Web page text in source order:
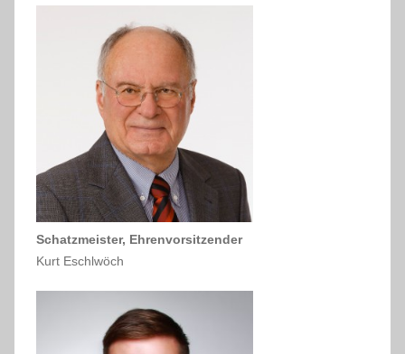
Schatzmeister, Ehrenvorsitzender
Kurt Eschlwöch